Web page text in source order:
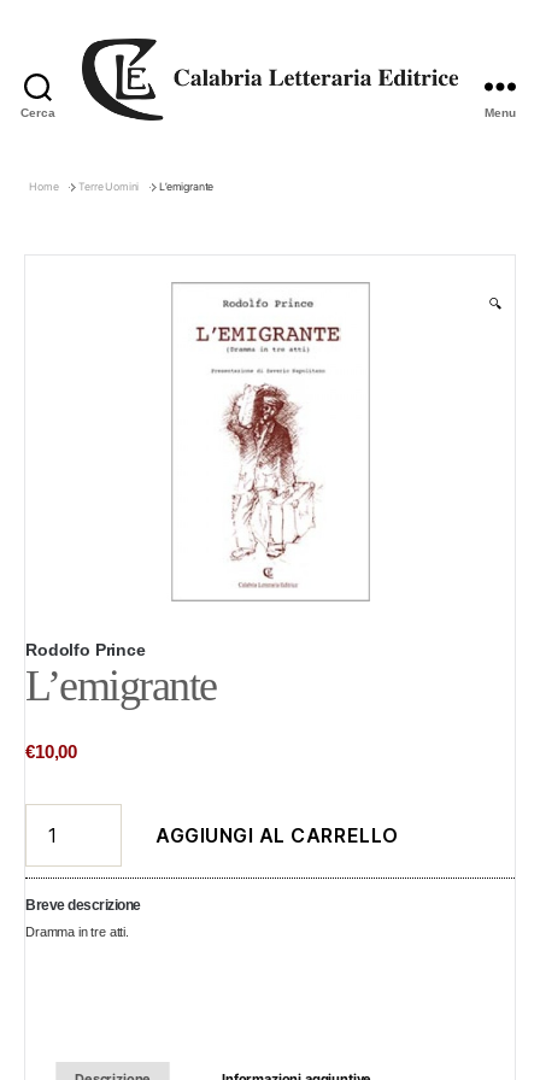
Cerca Menu
Home Terre Uomini L’emigrante
🔍
Rodolfo Prince
L’emigrante
€10,00
quantità
AGGIUNGI AL CARRELLO
Breve descrizione
Dramma in tre atti.